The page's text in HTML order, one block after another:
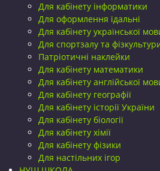
Для кабінету інформатики
Для оформлення їдальні
Для кабінету української
Для спортзалу та
Патріотичні наклейки
Для кабінету математики
Для кабінету англійської
Для кабінету географії
Для кабінету історії України
Для кабінету біології
Для кабінету хімії
Для кабінету фізики
Для настільних ігор